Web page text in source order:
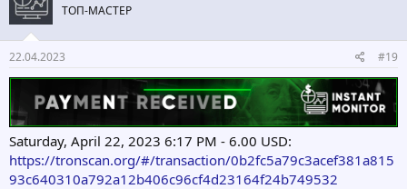
ТОП-МАСТЕР
22.04.2023 #19
Saturday, April 22, 2023 6:17 PM - 6.00 USD:
https://tronscan.org/#/transaction/0b2fc5a79c3acef381a815
93c640310a792a12b406c96cf4d23164f24b749532